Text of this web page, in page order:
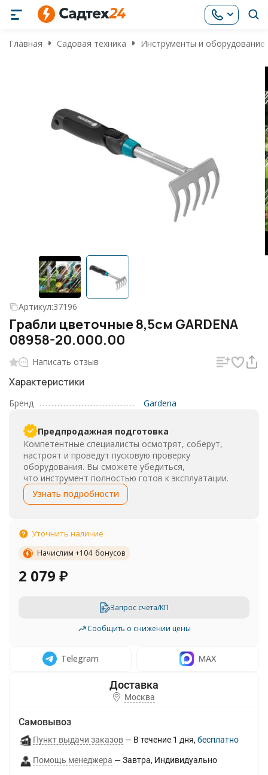
Главная Садовая техника Инструменты и оборудование
Артикул:37196
Грабли цветочные 8,5см GARDENA
08958-20.000.00
Написать отзыв
Характеристики
Бренд Gardena
Предпродажная подготовка
Компетентные специалисты осмотрят, соберут,
настроят и проведут пусковую проверку
оборудования. Вы сможете убедиться,
что инструмент полностью готов к эксплуатации.
Узнать подробности
Уточнить наличие
Начислим +104 бонусов
2 079 ₽
Запрос счета/КП
Сообщить о снижении цены
Telegram MAX
Москва
Самовывоз
Пункт выдачи заказов В течение 1 дня Бесплатно
Помощь менеджера Завтра Индивидуально